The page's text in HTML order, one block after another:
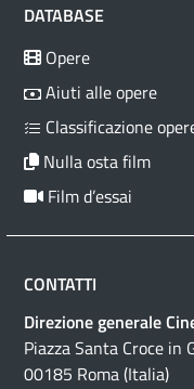
DATABASE
Opere
Aiuti alle opere
Classificazione
Nulla osta film
Film d’essai
CONTATTI
Direzione generale
Piazza Santa Croce in
00185 Roma (Italia)